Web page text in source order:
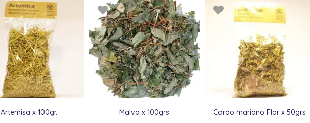
Artemisa x 100gr. Malva x 100grs Cardo mariano Flor x 50grs